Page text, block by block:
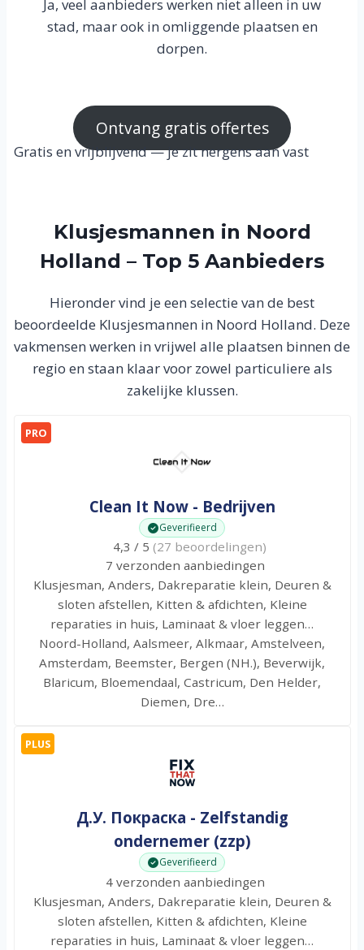
Ja, veel aanbieders werken niet alleen in uw
stad, maar ook in omliggende plaatsen en
dorpen.
Ontvang gratis offertes
Gratis en vrijblijvend — je zit nergens aan vast
Klusjesmannen in Noord
Holland – Top 5 Aanbieders
Hieronder vind je een selectie van de best
beoordeelde Klusjesmannen in Noord Holland. Deze
vakmensen werken in vrijwel alle plaatsen binnen de
regio en staan klaar voor zowel particuliere als
zakelijke klussen.
PRO
Clean It Now - Bedrijven
Geverifieerd
4,3 / 5 (27 beoordelingen)
7 verzonden aanbiedingen
Klusjesman, Anders, Dakreparatie klein, Deuren &
sloten afstellen, Kitten & afdichten, Kleine
reparaties in huis, Laminaat & vloer leggen…
Noord-Holland, Aalsmeer, Alkmaar, Amstelveen,
Amsterdam, Beemster, Bergen (NH.), Beverwijk,
Blaricum, Bloemendaal, Castricum, Den Helder,
Diemen, Dre…
PLUS
Д.У. Покраска - Zelfstandig
ondernemer (zzp)
Geverifieerd
4 verzonden aanbiedingen
Klusjesman, Anders, Dakreparatie klein, Deuren &
sloten afstellen, Kitten & afdichten, Kleine
reparaties in huis, Laminaat & vloer leggen…